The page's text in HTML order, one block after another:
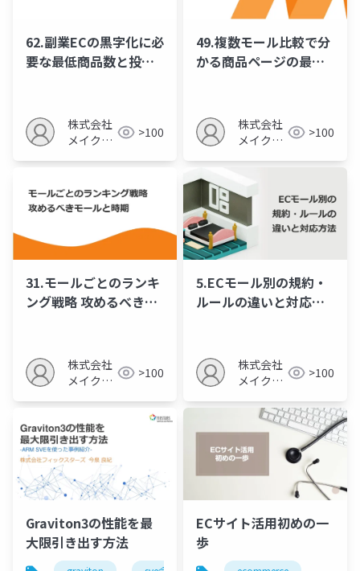
62.副業ECの黒字化に必
要な最低商品数と投資
株式会社
メイクア
>100
49.複数モール比較で分
かる商品ページの最適
株式会社
メイクア
>100
31.モールごとのランキ
ング戦略 攻めるべきモ
株式会社
メイクア
>100
5.ECモール別の規約・
ルールの違いと対応方
株式会社
メイクア
>100
Graviton3の性能を最
大限引き出す方法
ECサイト活用初めの一
歩